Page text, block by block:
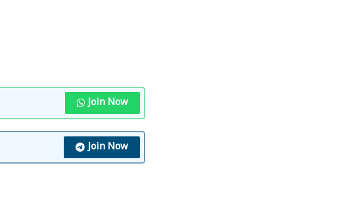
Join Now
Join Now